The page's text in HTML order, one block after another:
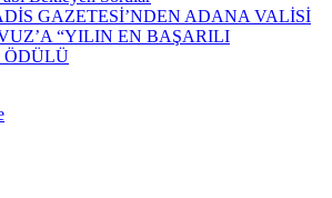
GAZETESİ’NDEN ADANA VALİSİ
“YILIN EN BAŞARILI
ÖDÜLÜ